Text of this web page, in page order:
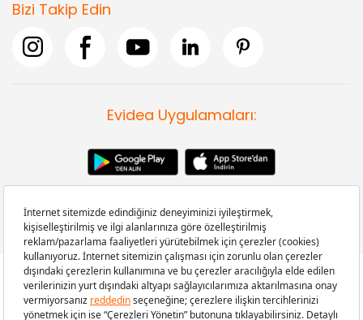
Bizi Takip Edin
Evidea Uygulamaları:
Copyright © 2008-2026 Evidea.com | Tüm hakları saklıdır.